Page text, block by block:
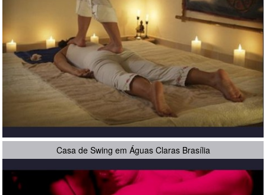
Casa de Swing em Águas Claras Brasília